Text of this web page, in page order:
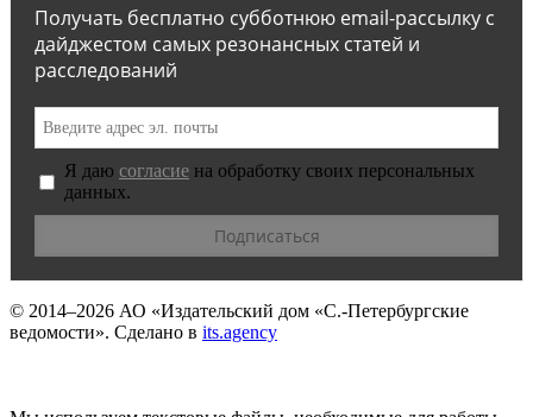
Получать бесплатно субботнюю email-рассылку с
дайджестом самых резонансных статей и
расследований
Я даю согласие на обработку своих персональных
данных.
© 2014–2026 АО «Издательский дом «С.-Петербургские
ведомости». Сделано в its.agency